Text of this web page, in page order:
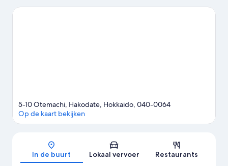
Hakodate en Kōsetsuen Tuin zijn ook zeker het bezoeken waard.
Kaart
5-10 Otemachi, Hakodate, Hokkaido, 040-0064
Op de kaart bekijken
In de buurt Lokaal vervoer Restaurants